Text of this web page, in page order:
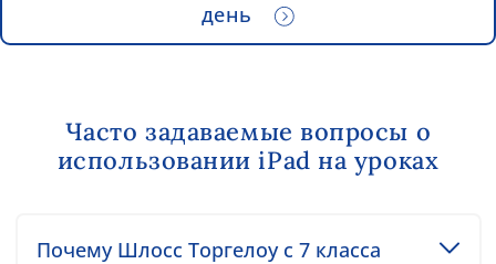
день
Часто задаваемые вопросы о
использовании iPad на уроках
Почему Шлосс Торгелоу с 7 класса
Toggle accordion item